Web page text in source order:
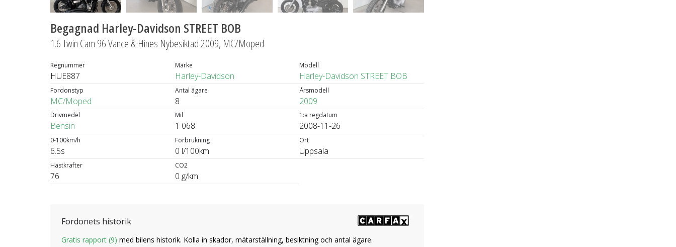
Begagnad Harley-Davidson STREET BOB
1.6 Twin Cam 96 Vance & Hines Nybesiktad 2009, MC/Moped
Regnummer
HUE887
Märke
Harley-Davidson
Modell
Harley-Davidson STREET BOB
Fordonstyp
MC/Moped
Antal ägare
8
Årsmodell
2009
Drivmedel
Bensin
Mil
1 068
1:a regdatum
2008-11-26
0-100km/h
6.5s
Förbrukning
0 l/100km
Ort
Uppsala
Hästkrafter
76
CO2
0 g/km
Fordonets historik
Gratis rapport (9) med bilens historik. Kolla in skador, mätarställning, besiktning och antal ägare.